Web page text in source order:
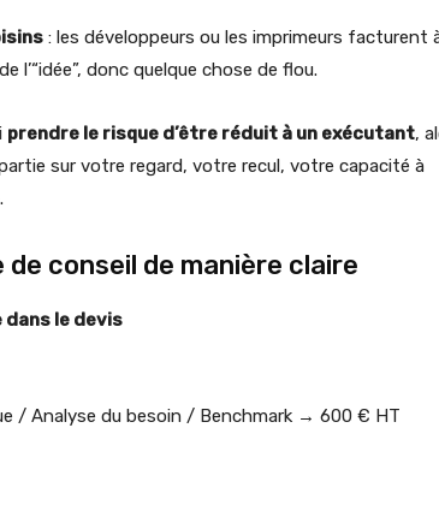
: les développeurs ou les imprimeurs facturent
l’“idée”, donc quelque chose de flou.
prendre le risque d’être réduit à un exécutant,
sur votre regard, votre recul, votre capacité à
conseil de manière claire
dans le devis
/ Analyse du besoin / Benchmark → 600 € HT